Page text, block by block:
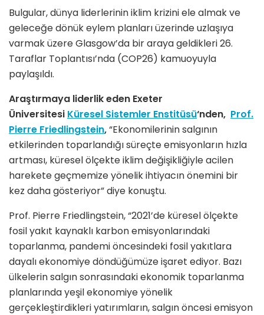
Bulgular, dünya liderlerinin iklim krizini ele almak ve
geleceğe dönük eylem planları üzerinde uzlaşıya
varmak üzere Glasgow’da bir araya geldikleri 26.
Taraflar Toplantısı’nda (COP26) kamuoyuyla
paylaşıldı.
Araştırmaya liderlik eden Exeter
Üniversitesi Küresel Sistemler Enstitüsü‘nden, Prof.
Pierre Friedlingstein,“Ekonomilerinin salgının
etkilerinden toparlandığı süreçte emisyonların hızla
artması, küresel ölçekte iklim değişikliğiyle acilen
harekete geçmemize yönelik ihtiyacın önemini bir
kez daha gösteriyor” diye konuştu.
Prof. Pierre Friedlingstein, “2021’de küresel ölçekte
fosil yakıt kaynaklı karbon emisyonlarındaki
toparlanma, pandemi öncesindeki fosil yakıtlara
dayalı ekonomiye döndüğümüze işaret ediyor. Bazı
ülkelerin salgın sonrasındaki ekonomik toparlanma
planlarında yeşil ekonomiye yönelik
gerçekleştirdikleri yatırımların, salgın öncesi emisyon